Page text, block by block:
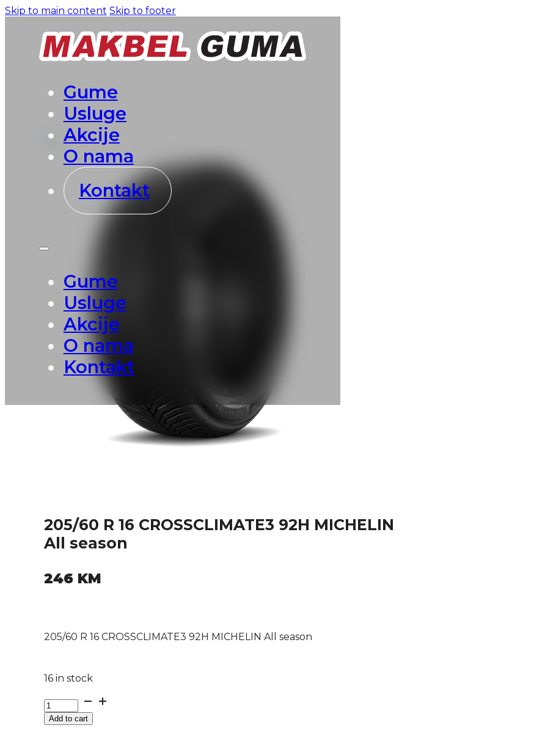
Skip to main content Skip to footer
Gume
Usluge
Akcije
O nama
Kontakt
Gume
Usluge
Akcije
O nama
Kontakt
205/60 R 16 CROSSCLIMATE3 92H MICHELIN
All season
246 KM
205/60 R 16 CROSSCLIMATE3 92H MICHELIN All season
16 in stock
205/60
R
16Add to cart